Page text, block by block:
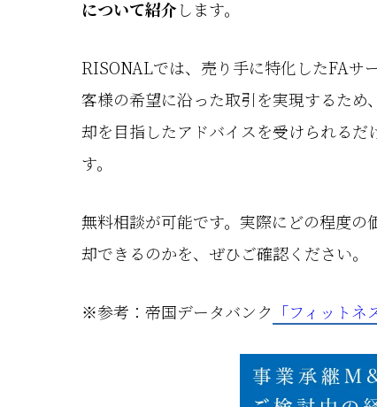
について紹介します。
RISONALでは、売り手に特化したFAサ
客様の希望に沿った取引を実現するた
却を目指したアドバイスを受けられる
す。
無料相談が可能です。実際にどの程度
却できるのかを、ぜひご確認ください。
※参考：帝国データバンク 「フィット